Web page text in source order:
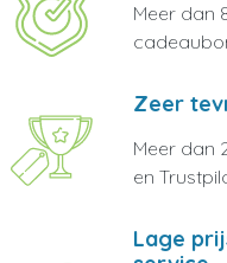
Meer dan
Zeer
Meer dan
en
Lage